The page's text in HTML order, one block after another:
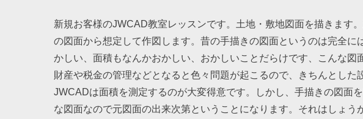
新規お客様のJWCAD教室レッスンです。土地・敷地図面を描きます
の図面から想定して作図します。昔の手描きの図面というのは完全に
かしい、面積もなんかおかしい、おかしいことだらけです、こんな図
財産や税金の管理などとなると色々問題が起こるので、きちんとした
JWCADは面積を測定するのが大変得意です。しかし、手描きの図面
な図面なので元図面の出来次第ということになります。それはしょ